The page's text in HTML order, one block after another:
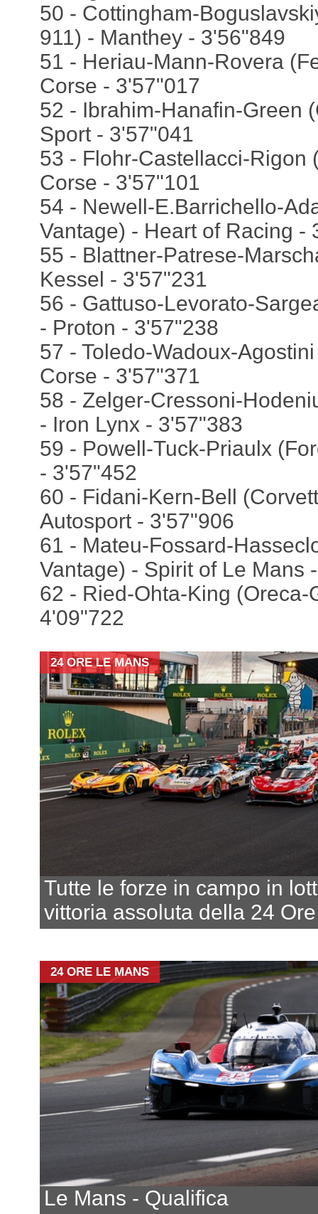
50 - Cottingham-
911) - Manthey - 3'56"849
51 - Heriau-Mann-Rovera
Corse - 3'57"017
52 - Ibrahim-Hanafin-Green
Sport - 3'57"041
53 - Flohr-Castellacci-Rigon
Corse - 3'57"101
54 - Newell-E.Barrichello-
Vantage) - Heart of Racing -
55 - Blattner-Patrese-
Kessel - 3'57"231
56 - Gattuso-Levorato-
- Proton - 3'57"238
57 - Toledo-Wadoux-
Corse - 3'57"371
58 - Zelger-Cressoni-
- Iron Lynx - 3'57"383
59 - Powell-Tuck-Priaulx
- 3'57"452
60 - Fidani-Kern-Bell
Autosport - 3'57"906
61 - Mateu-Fossard-
Vantage) - Spirit of Le Mans
62 - Ried-Ohta-King (Oreca-
4'09"722
24 ORE LE MANS
Tutte le forze in campo in
vittoria assoluta della 24
24 ORE LE MANS
Le Mans - Qualifica